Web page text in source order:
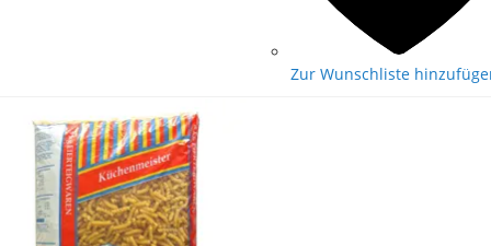
Zur Wunschliste